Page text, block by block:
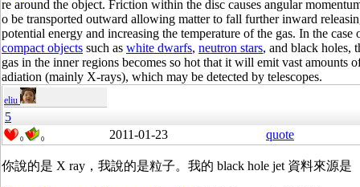
re around the object. Friction within the disc causes angular
o be transported outward allowing matter to fall further inward
potential energy and increasing the temperature of the gas. In the case
compact objects such as white dwarfs, neutron stars, and black holes,
gas in the inner regions becomes so hot that it will emit vast amounts
adiation (mainly X-rays), which may be detected by telescopes.
eliu
5
0 0 2011-01-23 quote
你說的是 X ray，我說的是粒子。我的 black hole jet 資料來源是